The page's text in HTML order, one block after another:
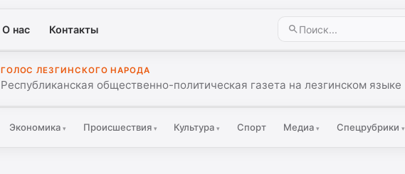
О нас Контакты
ГОЛОС ЛЕЗГИНСКОГО НАРОДА
Республиканская общественно-политическая газета на лезгинском языке
Экономика ▾ Происшествия ▾ Культура▾ Спорт Медиа ▾ Спецрубрики ▾